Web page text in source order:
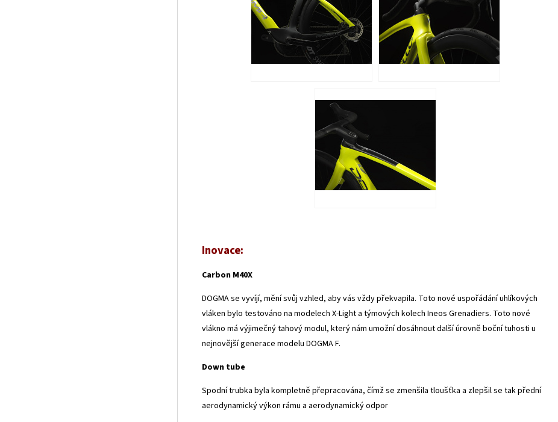
Inovace:
Carbon M40X
DOGMA se vyvíjí, mění svůj vzhled, aby vás vždy překvapila. Toto nové uspořádání uhlíkových
vláken bylo testováno na modelech X-Light a týmových kolech Ineos Grenadiers. Toto nové
vlákno má výjimečný tahový modul, který nám umožní dosáhnout další úrovně boční tuhosti u
nejnovější generace modelu DOGMA F.
Down tube
Spodní trubka byla kompletně přepracována, čímž se zmenšila tloušťka a zlepšil se tak přední
aerodynamický výkon rámu a aerodynamický odpor